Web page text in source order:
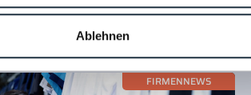
Ablehnen
FIRMENNEWS